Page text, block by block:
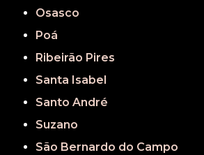
Osasco
Poá
Ribeirão Pires
Santa Isabel
Santo André
Suzano
São Bernardo do Campo